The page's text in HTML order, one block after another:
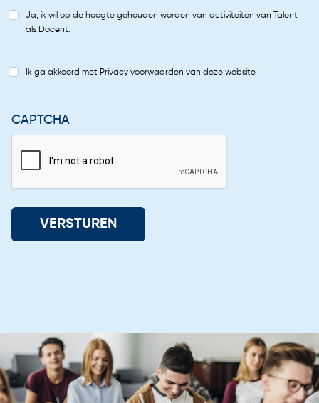
Ja, ik wil op de hoogte gehouden worden van activiteiten van Talent
als Docent.
Ik ga akkoord met Privacy voorwaarden van deze website
CAPTCHA